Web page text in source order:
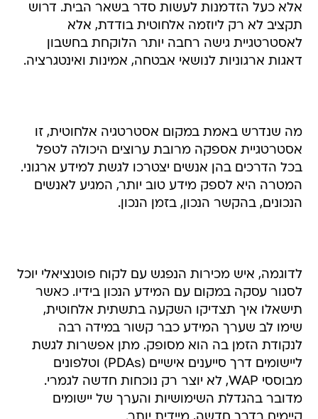
אלא כעל הזדמנות לעשות סדר בשאר הבית. דרוש
תקציב לא רק ליוזמה אלחוטית בודדת, אלא
לאסטרטגיית גישה רחבה יותר הלוקחת בחשבון
דאגות ארגוניות לנושאי אבטחה, אמינות ואינטגרציה.
מה שנדרש באמת במקום אסטרטגיה אלחוטית, זו
אסטרטגיית אספקה מרובת ערוצים היכולה לטפל
בכל הדרכים בהן אנשים יצטרכו לגשת למידע ארגוני.
המטרה היא לספק מידע טוב יותר, המגיע לאנשים
הנכונים, בהקשר הנכון, בזמן הנכון.
לדוגמה, איש מכירות הנפגש עם לקוח פוטנציאלי יוכל
לסגור עסקה במקום עם המידע הנכון בידיו. כאשר
תישאלו איך תצדיקו השקעה בתשתית אלחוטית,
שימו לב שערך המידע כבר קשור במידה רבה
לנקודת הזמן בה הוא מסופק. מתן אפשרות לגשת
ליישומים דרך סייענים אישיים (PDAs) וטלפונים
מבוססי WAP, לא יוצר רק נוכחות חדשה לגמרי.
מדובר בהגדלת השימושיות והערך של יישומים